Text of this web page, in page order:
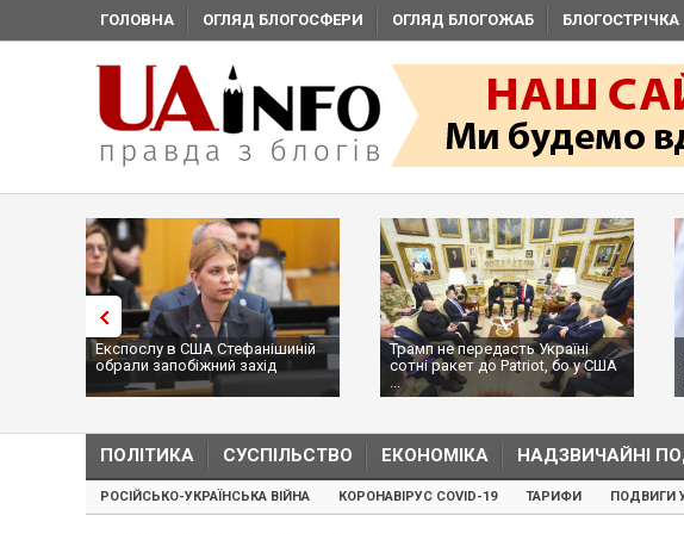
ГОЛОВНА ОГЛЯД БЛОГОСФЕРИ ОГЛЯД БЛОГОЖАБ БЛОГОСТРІЧКА
Експослу в США Стефанішиній
обрали запобіжний захід
Трамп не передасть Україні
сотні ракет до Patriot, бо у США
...
ПОЛІТИКА СУСПІЛЬСТВО ЕКОНОМІКА НАДЗВИЧАЙНІ
РОСІЙСЬКО-УКРАЇНСЬКА ВІЙНА КОРОНАВІРУС COVID-19 ТАРИФИ ПОДВИГИ